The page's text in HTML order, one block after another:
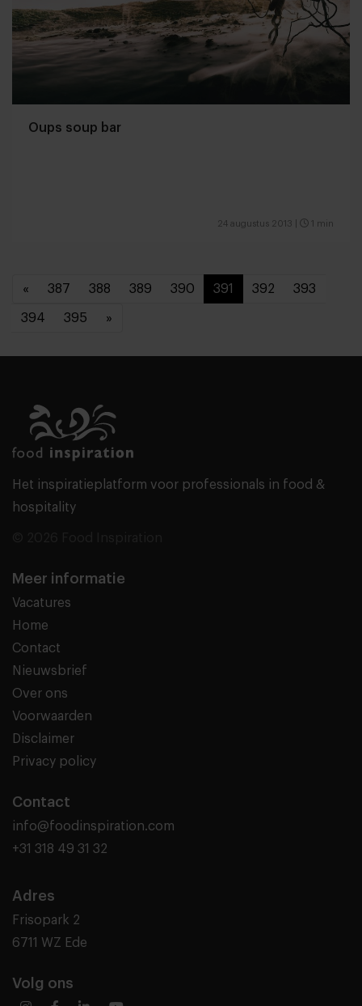
Oups soup bar
24 augustus 2013 1 min
« 387 388 389 390 391 392 393
394 395 »
Het inspiratieplatform voor professionals in food &
hospitality
Meer informatie
Vacatures
Home
Contact
Nieuwsbrief
Over ons
Voorwaarden
Disclaimer
Privacy policy
Contact
info@foodinspiration.com
+31 318 49 31 32
Adres
Frisopark 2
6711 WZ Ede
Volg ons